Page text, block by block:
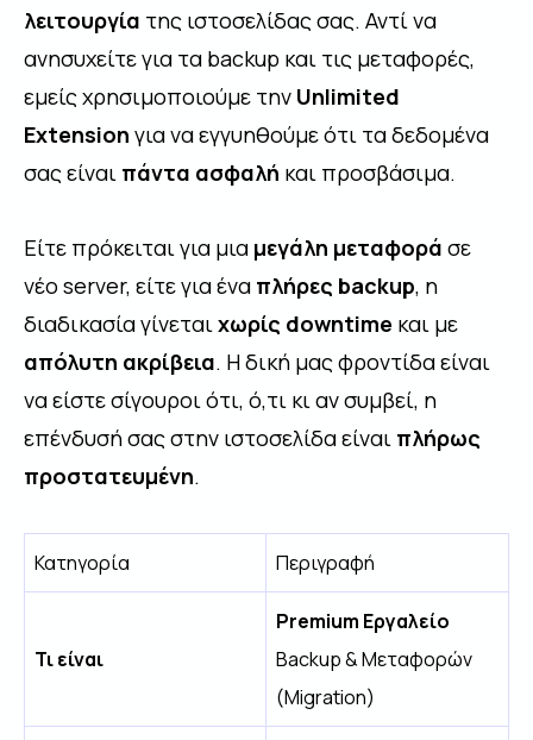
λειτουργία της ιστοσελίδας σας. Αντί να
ανησυχείτε για τα backup και τις μεταφορές,
εμείς χρησιμοποιούμε την Unlimited
Extension για να εγγυηθούμε ότι τα δεδομένα
σας είναι πάντα ασφαλή και προσβάσιμα.
Είτε πρόκειται για μια μεγάλη μεταφορά σε
νέο server, είτε για ένα πλήρες backup, η
διαδικασία γίνεταιχωρίς downtime και με
απόλυτη ακρίβεια. Η δική μας φροντίδα είναι
να είστε σίγουροι ότι, ό,τι κι αν συμβεί, η
επένδυσή σας στην ιστοσελίδα είναι πλήρως
προστατευμένη.
Κατηγορία Περιγραφή
Τι είναι
Premium Εργαλείο
Backup & Μεταφορών
(Migration)